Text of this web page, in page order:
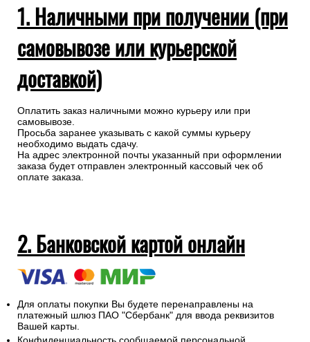
1. Наличными при получении (при
самовывозе или курьерской
доставкой)
Оплатить заказ наличными можно курьеру или при
самовывозе.
Просьба заранее указывать с какой суммы курьеру
необходимо выдать сдачу.
На адрес электронной почты указанный при оформлении
заказа будет отправлен электронный кассовый чек об
оплате заказа.
2. Банковской картой онлайн
Для оплаты покупки Вы будете перенаправлены на
платежный шлюз ПАО "Сбербанк" для ввода реквизитов
Вашей карты.